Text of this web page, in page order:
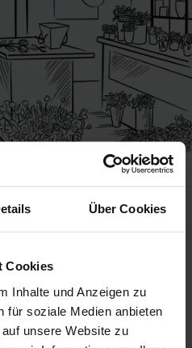
Über Cookies
Cookies
Inhalte und Anzeigen zu
für soziale Medien anbieten
unsere Website zu
Schradi